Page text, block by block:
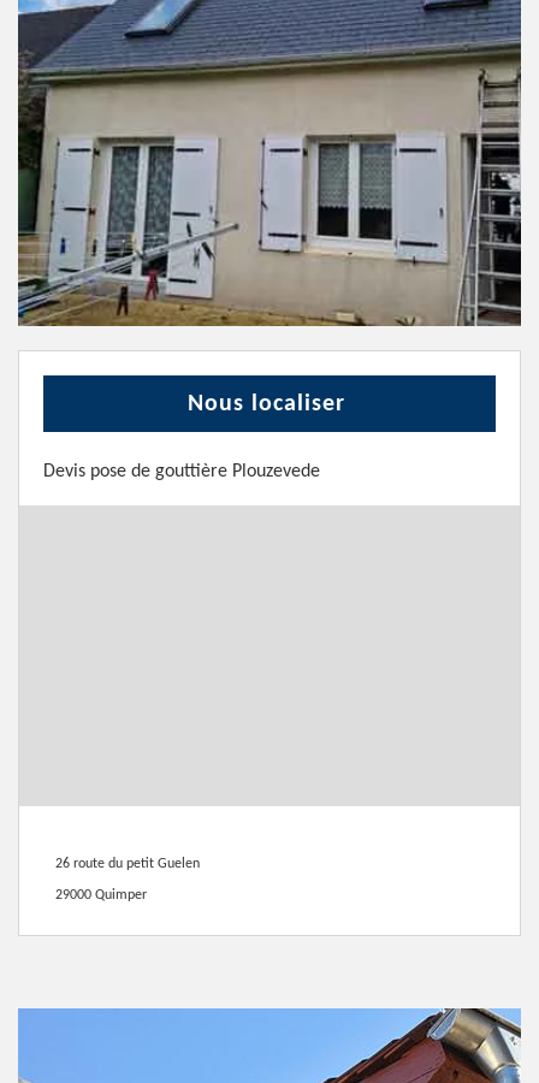
Nous localiser
Devis pose de gouttière Plouzevede
26 route du petit Guelen
29000 Quimper